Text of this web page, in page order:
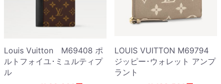
Louis Vuitton M69408 ポ
ルトフォイユ･ミュルティプ
ル
LOUIS VUITTON M69794
ジッピー･ウォレット アンプ
ラント